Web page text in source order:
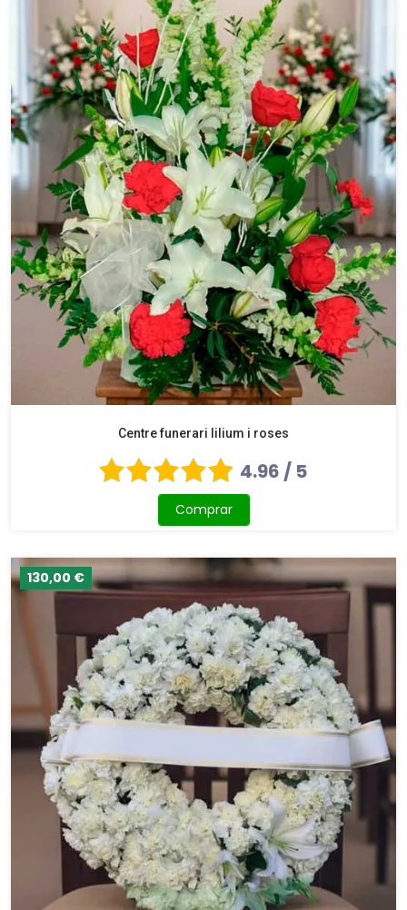
Centre funerari lilium i roses
4.96 / 5
Comprar
130,00 €